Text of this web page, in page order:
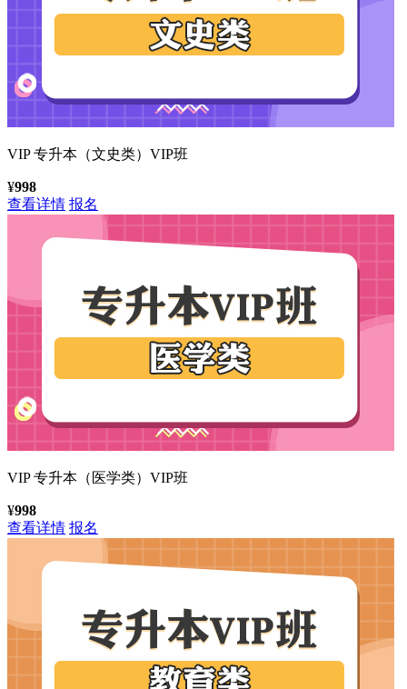
VIP专升本（文史类）VIP班
¥998
查看详情 报名
VIP专升本（医学类）VIP班
¥998
查看详情 报名